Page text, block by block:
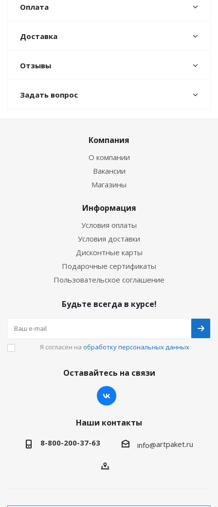
Оплата
Доставка
Отзывы
Задать вопрос
Компания
О компании
Вакансии
Магазины
Информация
Условия оплаты
Условия доставки
Дисконтные карты
Подарочные сертификаты
Пользовательское соглашение
Будьте всегда в курсе!
Я согласен на обработку персональных данных
Оставайтесь на связи
Наши контакты
8-800-200-37-63 info@artpaket.ru